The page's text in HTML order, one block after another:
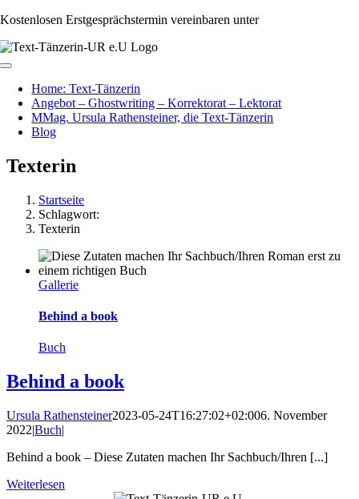
Zum
springen
Kostenlosen Erstgesprächstermin vereinbaren unter
Toggle
NavigationHome: Text-Tänzerin
Angebot – Ghostwriting – Korrektorat – Lektorat
MMag. Ursula Rathensteiner, die Text-Tänzerin
Blog
Texterin
Startseite
Schlagwort:
Texterin
Gallerie
Behind a book
Buch
Behind a book
Ursula Rathensteiner2023-05-24T16:27:02+02:006. November
2022|Buch|
Behind a book – Diese Zutaten machen Ihr Sachbuch/Ihren [...]
Weiterlesen